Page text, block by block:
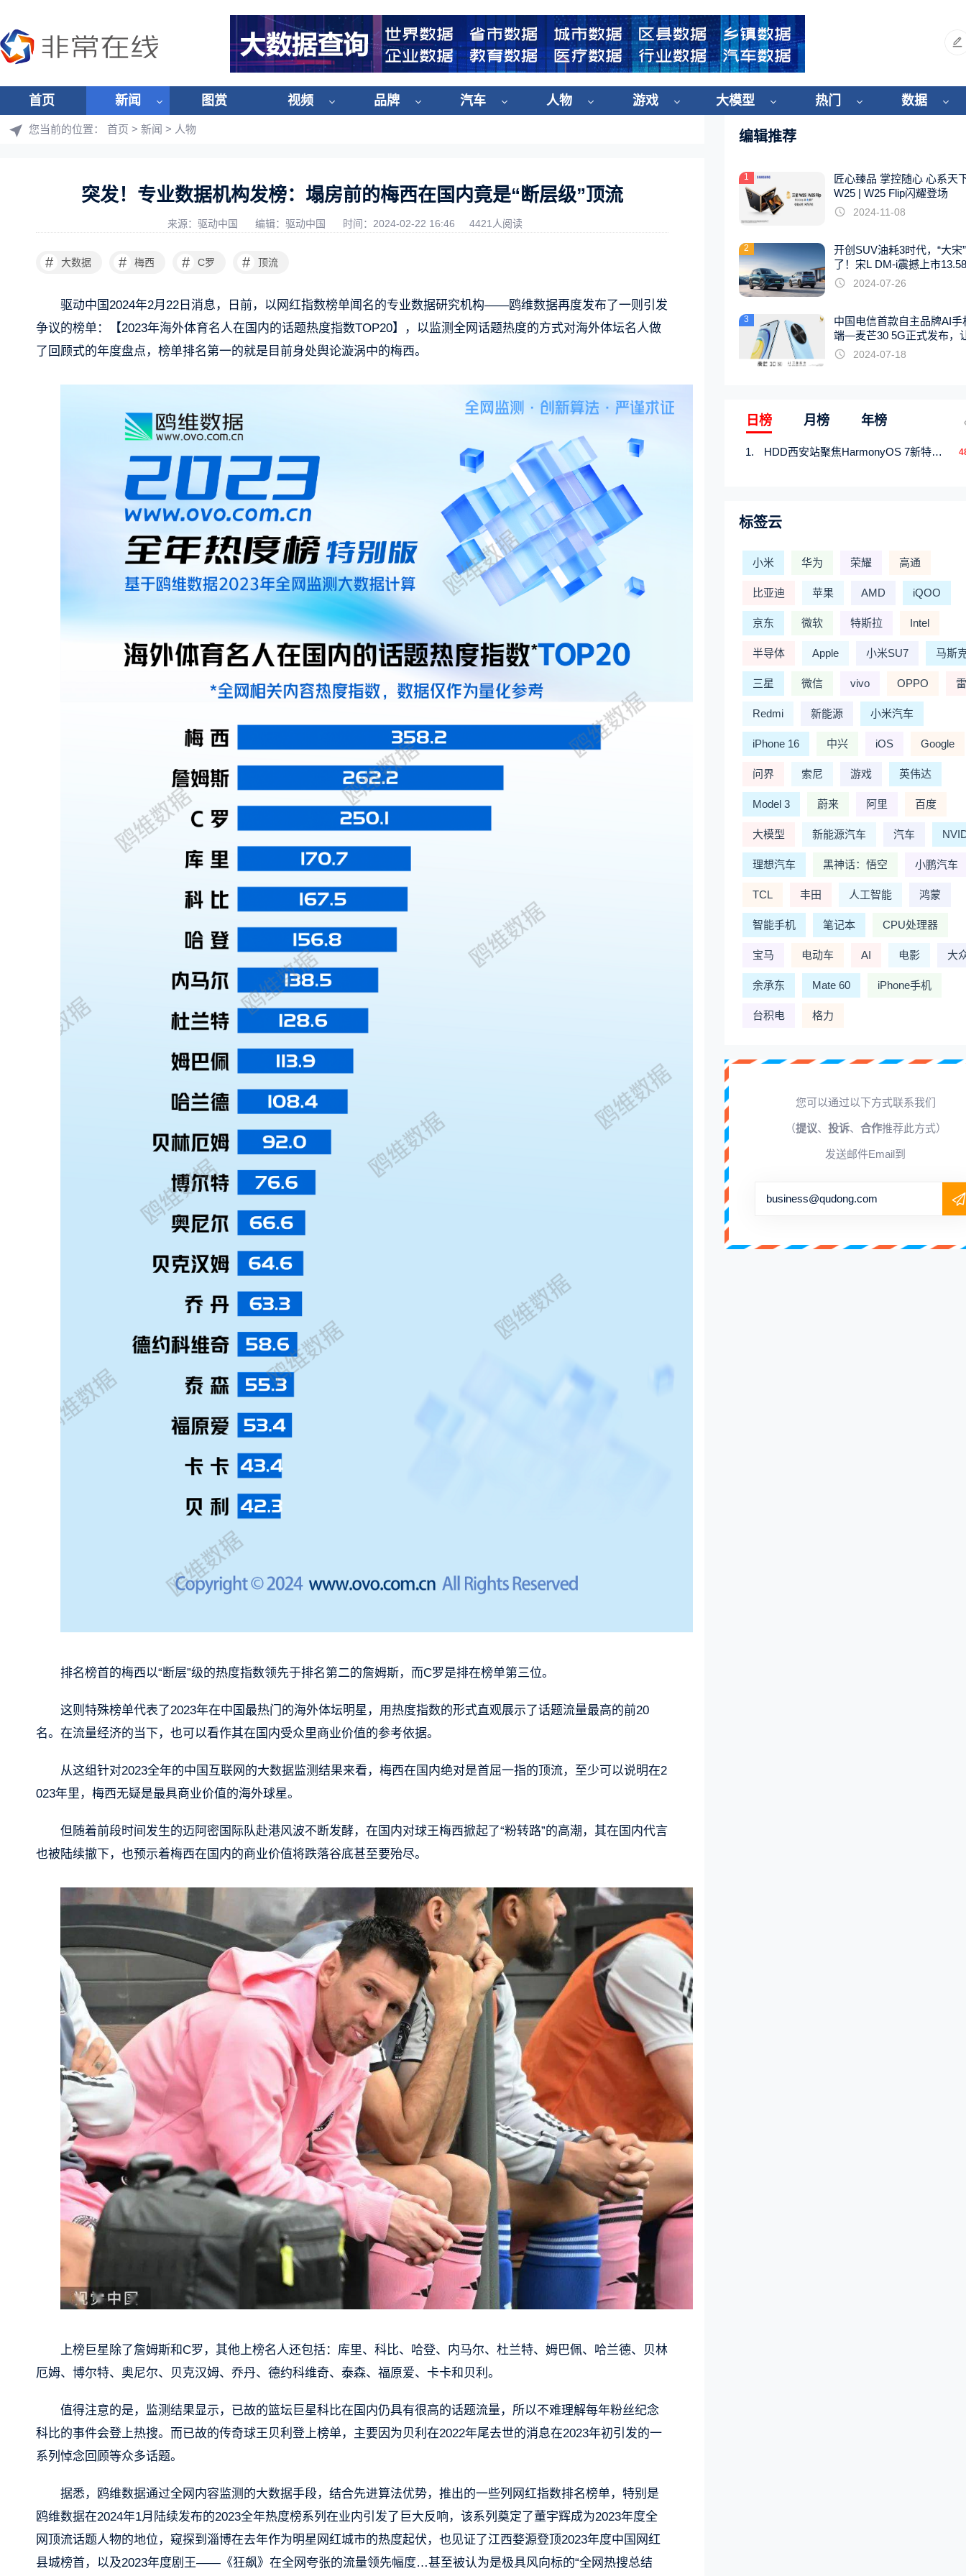
首页 新闻 图赏 视频 品牌 汽车 人物 游戏 大模型 热门 数据
您当前的位置： 首页 > 新闻 > 人物
突发！专业数据机构发榜：塌房前的梅西在国内竟是“断层级”顶流
来源：驱动中国 编辑：驱动中国 时间：2024-02-22 16:46 4421人阅读
# 大数据 # 梅西 # C罗 # 顶流
驱动中国2024年2月22日消息，日前，以网红指数榜单闻名的专业数据研究机构——鸥维数据再度发布了一则引发
争议的榜单：【2023年海外体育名人在国内的话题热度指数TOP20】，以监测全网话题热度的方式对海外体坛名人做
了回顾式的年度盘点，榜单排名第一的就是目前身处舆论漩涡中的梅西。
排名榜首的梅西以“断层”级的热度指数领先于排名第二的詹姆斯，而C罗是排在榜单第三位。
这则特殊榜单代表了2023年在中国最热门的海外体坛明星，用热度指数的形式直观展示了话题流量最高的前20
名。在流量经济的当下，也可以看作其在国内受众里商业价值的参考依据。
从这组针对2023全年的中国互联网的大数据监测结果来看，梅西在国内绝对是首屈一指的顶流，至少可以说明在2
023年里，梅西无疑是最具商业价值的海外球星。
但随着前段时间发生的迈阿密国际队赴港风波不断发酵，在国内对球王梅西掀起了“粉转路”的高潮，其在国内代言
也被陆续撤下，也预示着梅西在国内的商业价值将跌落谷底甚至要殆尽。
上榜巨星除了詹姆斯和C罗，其他上榜名人还包括：库里、科比、哈登、内马尔、杜兰特、姆巴佩、哈兰德、贝林
厄姆、博尔特、奥尼尔、贝克汉姆、乔丹、德约科维奇、泰森、福原爱、卡卡和贝利。
值得注意的是，监测结果显示，已故的篮坛巨星科比在国内仍具有很高的话题流量，所以不难理解每年粉丝纪念
科比的事件会登上热搜。而已故的传奇球王贝利登上榜单，主要因为贝利在2022年尾去世的消息在2023年初引发的一
系列悼念回顾等众多话题。
据悉，鸥维数据通过全网内容监测的大数据手段，结合先进算法优势，推出的一些列网红指数排名榜单，特别是
鸥维数据在2024年1月陆续发布的2023全年热度榜系列在业内引发了巨大反响，该系列奠定了董宇辉成为2023年度全
网顶流话题人物的地位，窥探到淄博在去年作为明星网红城市的热度起伏，也见证了江西婺源登顶2023年度中国网红
县城榜首，以及2023年度剧王——《狂飙》在全网夸张的流量领先幅度…甚至被认为是极具风向标的“全网热搜总结
编辑推荐
1
匠心臻品 掌控随心 心系天
W25 | W25 Flip闪耀登场
2024-11-08
2
开创SUV油耗3时代，“大宋
了！宋L DM-i震撼上市
起
2024-07-26
3
中国电信首款自主品牌AI手
端—麦芒30 5G正式发布，
触手可及2024-07-18
日榜 月榜 年榜
HDD西安站聚焦HarmonyOS 7新特性，解锁从互联到智能的应用开发新范式
标签云
小米 华为 荣耀 高通
比亚迪 苹果 AMD iQOO
京东 微软 特斯拉 Intel
半导体 Apple 小米SU7 马斯
三星 微信 vivo OPPO
Redmi 新能源 小米汽车
iPhone 16 中兴 iOS Google
问界 索尼 游戏 英伟达
Model 3 蔚来 阿里 百度
大模型 新能源汽车 汽车
理想汽车 黑神话：悟空 小鹏汽车
TCL 丰田 人工智能 鸿蒙
智能手机 笔记本 CPU处理器
宝马 电动车 AI 电影 大
余承东 Mate 60 iPhone手机
台积电 格力
您可以通过以下方式联系我们
（提议、 投诉、 合作推荐此方式）
发送邮件Email到
business@qudong.com